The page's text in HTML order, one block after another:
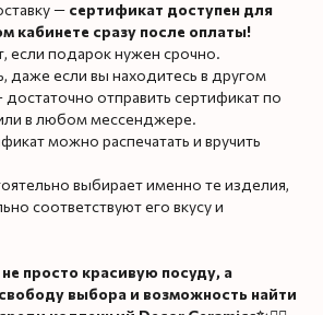
— сертификат доступен для
кабинете сразу после оплаты!
если подарок нужен срочно.
даже если вы находитесь в другом
отправить сертификат по
в любом мессенджере.
можно распечатать и вручить
выбирает именно те изделия,
соответствуют его вкусу и
просто красивую посуду, а
выбора и возможность найти